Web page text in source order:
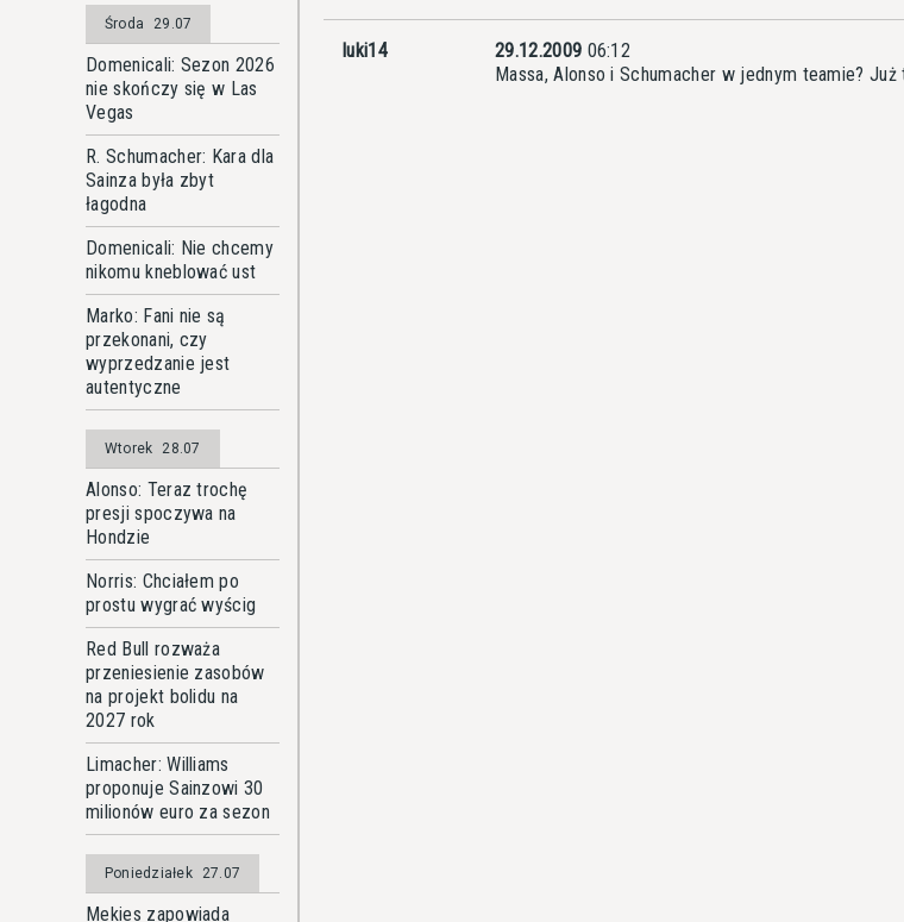
Środa 29.07
Domenicali: Sezon 2026
nie skończy się w Las
Vegas
R. Schumacher: Kara dla
Sainza była zbyt
łagodna
Domenicali: Nie chcemy
nikomu kneblować ust
Marko: Fani nie są
przekonani, czy
wyprzedzanie jest
autentyczne
Wtorek 28.07
Alonso: Teraz trochę
presji spoczywa na
Hondzie
Norris: Chciałem po
prostu wygrać wyścig
Red Bull rozważa
przeniesienie zasobów
na projekt bolidu na
2027 rok
Limacher: Williams
proponuje Sainzowi 30
milionów euro za sezon
Poniedziałek 27.07
Mekies zapowiada
luki14 29.12.2009 06:12
Massa, Alonso i Schumacher w jednym teamie?